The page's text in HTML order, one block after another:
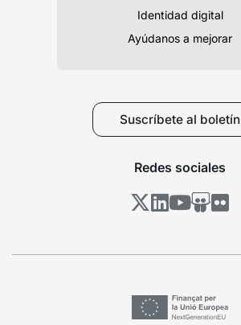
Identidad digital
Ayúdanos a mejorar
Suscríbete al boletín
Redes sociales